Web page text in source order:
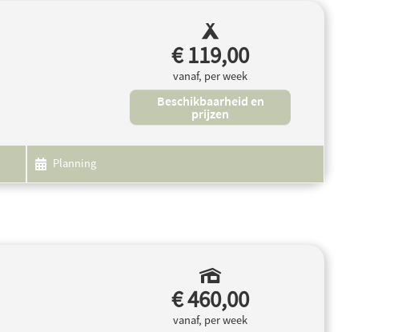
€ 119,00
vanaf, per week
Beschikbaarheid en
prijzen
Planning
€ 460,00
vanaf, per week